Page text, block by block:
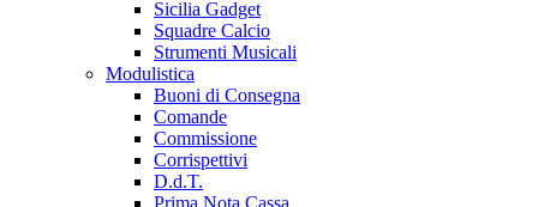
Sicilia Gadget
Squadre Calcio
Strumenti Musicali
Modulistica
Buoni di Consegna
Comande
Commissione
Corrispettivi
D.d.T.
Prima Nota Cassa